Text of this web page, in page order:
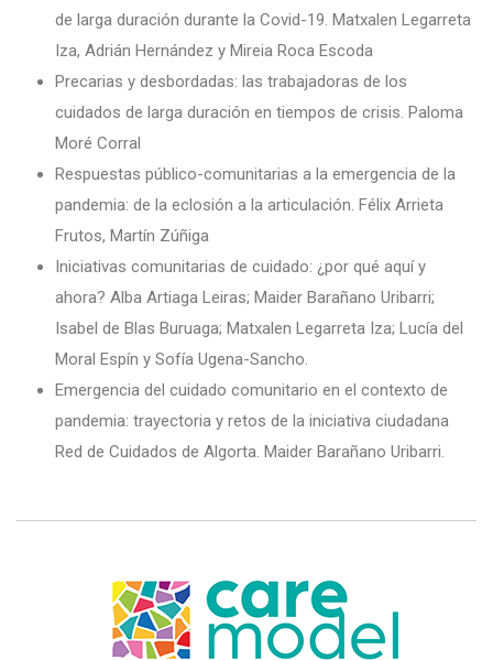
de larga duración durante la Covid-19. Matxalen Legarreta
Iza, Adrián Hernández y Mireia Roca Escoda
Precarias y desbordadas: las trabajadoras de los
cuidados de larga duración en tiempos de crisis. Paloma
Moré Corral
Respuestas público-comunitarias a la emergencia de la
pandemia: de la eclosión a la articulación. Félix Arrieta
Frutos, Martín Zúñiga
Iniciativas comunitarias de cuidado: ¿por qué aquí y
ahora? Alba Artiaga Leiras; Maider Barañano Uribarri;
Isabel de Blas Buruaga; Matxalen Legarreta Iza; Lucía del
Moral Espín y Sofía Ugena-Sancho.
Emergencia del cuidado comunitario en el contexto de
pandemia: trayectoria y retos de la iniciativa ciudadana
Red de Cuidados de Algorta. Maider Barañano Uribarri.